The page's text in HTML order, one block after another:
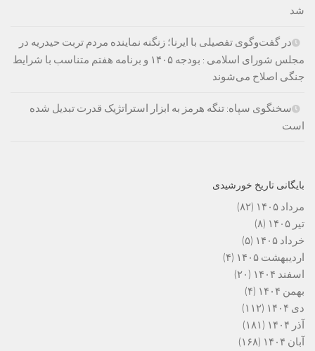
شد
در گفت‌وگوی تفصیلی با ایرنا؛ زنگنه نماینده مردم تربت حیدریه در
مجلس شورای اسلامی : بودجه ۱۴۰۵ و برنامه هفتم متناسب با شرایط
جنگی اصلاح می‌شوند
سخنگوی سپاه: تنگه هرمز به ابزار استراتژیک قدرت تبدیل شده
است
بایگانی تاریخ خورشیدی
مرداد ۱۴۰۵
(۸۲)
تیر ۱۴۰۵
(۸)
خرداد ۱۴۰۵
(۵)
اردیبهشت ۱۴۰۵
(۴)
اسفند ۱۴۰۴
(۲۰)
بهمن ۱۴۰۴
(۴)
دی ۱۴۰۴
(۱۱۲)
آذر ۱۴۰۴
(۱۸۱)
آبان ۱۴۰۴
(۱۶۸)